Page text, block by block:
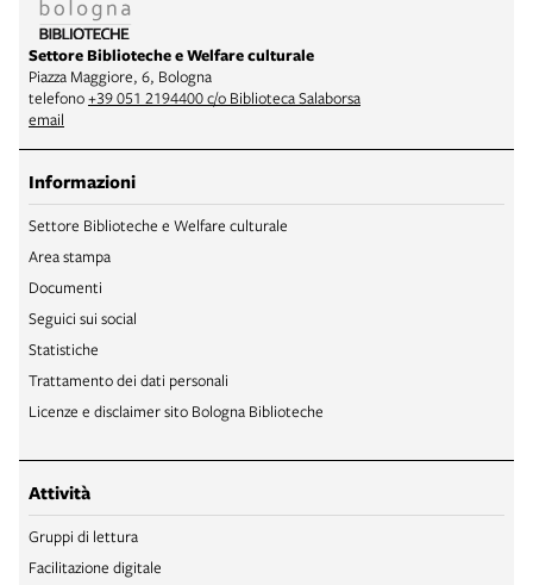
Settore Biblioteche e Welfare culturale
Piazza Maggiore, 6, Bologna
telefono+39 051 2194400 c/o Biblioteca Salaborsa
email
Informazioni
Settore Biblioteche e Welfare culturale
Area stampa
Documenti
Seguici sui social
Statistiche
Trattamento dei dati personali
Licenze e disclaimer sito Bologna Biblioteche
Attività
Gruppi di lettura
Facilitazione digitale